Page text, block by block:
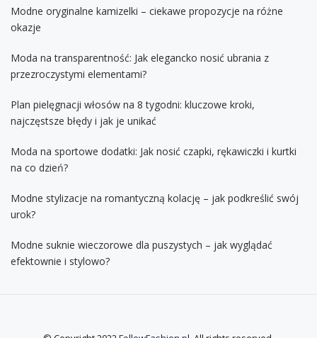
Modne oryginalne kamizelki – ciekawe propozycje na różne
okazje
Moda na transparentność: Jak elegancko nosić ubrania z
przezroczystymi elementami?
Plan pielęgnacji włosów na 8 tygodni: kluczowe kroki,
najczęstsze błędy i jak je unikać
Moda na sportowe dodatki: Jak nosić czapki, rękawiczki i kurtki
na co dzień?
Modne stylizacje na romantyczną kolację – jak podkreślić swój
urok?
Modne suknie wieczorowe dla puszystych – jak wyglądać
efektownie i stylowo?